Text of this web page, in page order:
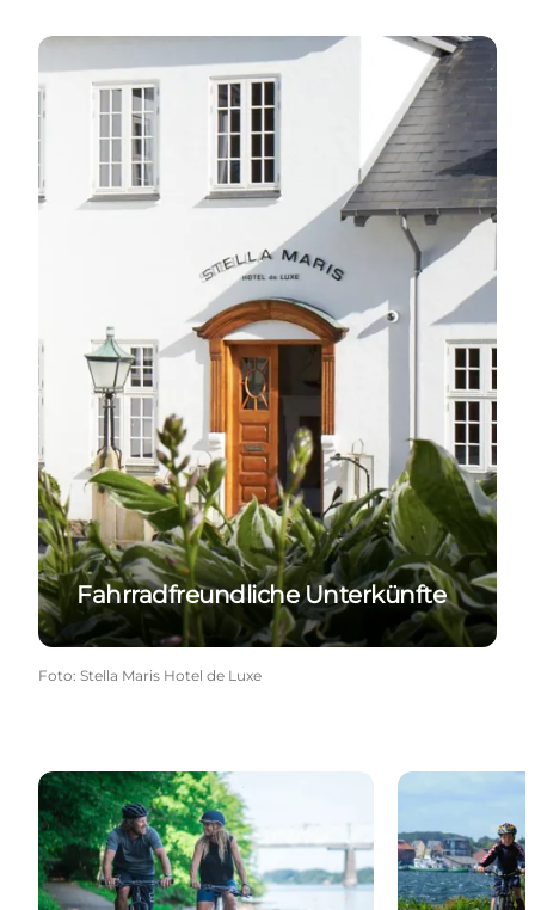
Fahrradfreundliche Unterkünfte
Fahrradfreundliche Unterkünfte
Foto: Stella Maris Hotel de Luxe
Pauschalreisen nach Fyn Fahrrad